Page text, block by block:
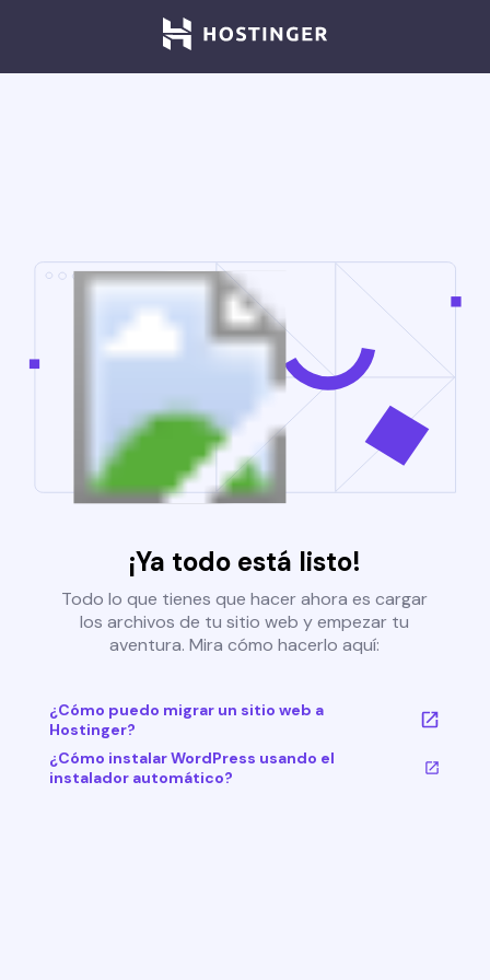
¡Ya todo está listo!
Todo lo que tienes que hacer ahora es cargar
los archivos de tu sitio web y empezar tu
aventura. Mira cómo hacerlo aquí:
¿Cómo puedo migrar un sitio web a
Hostinger?
¿Cómo instalar WordPress usando el
instalador automático?